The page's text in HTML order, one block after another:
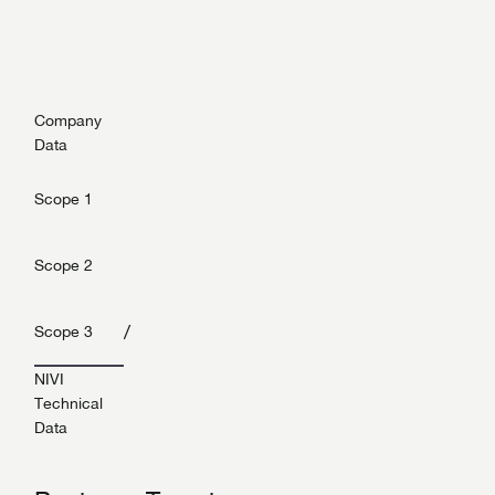
Company
Data
Scope 1
Scope 2
/
Scope 3
NIVI
Technical
Data